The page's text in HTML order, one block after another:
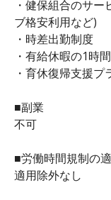
・健保組合のサ
ブ格安利用など)
・時差出勤制度
・有給休暇の1時
・育休復帰支援プ
■副業
不可
■労働時間規制の
適用除外なし